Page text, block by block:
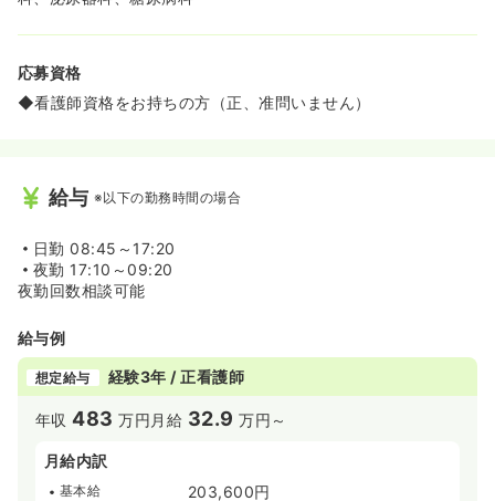
応募資格
◆看護師資格をお持ちの方（正、准問いません）
給与 ※以下の勤務時間の場合
日勤 08:45～17:20
夜勤 17:10～09:20
夜勤回数相談可能
給与例
想定給与 経験3年 / 正看護師
年収483 万円 月給 32.9 万円～
月給内訳
基本給 203,600円